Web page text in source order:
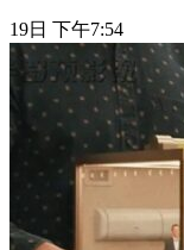
19日 下午7:54